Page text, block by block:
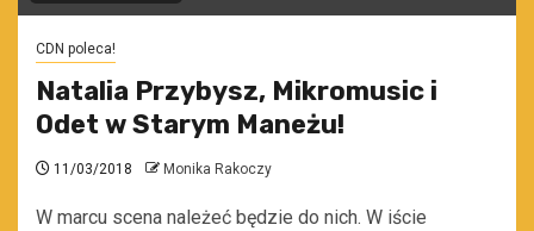
CDN poleca!
Natalia Przybysz, Mikromusic i
Odet w Starym Maneżu!
11/03/2018 Monika Rakoczy
W marcu scena należeć będzie do nich. W iście